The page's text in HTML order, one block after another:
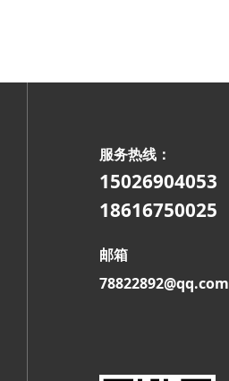
服务热线：
15026904053
18616750025
邮箱
78822892@qq.com